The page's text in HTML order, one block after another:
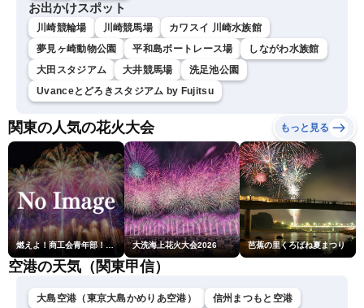
お出かけスポット
川崎競輪場 川崎競馬場
カワスイ 川崎水族館
夢見ヶ崎動物公園
平和島ボートレース場
しながわ水族館
大田スタジアム
大井競馬場
洗足池公園
Uvanceとどろきスタジアム by Fujitsu
関東の人気の花火大会 もっと見る
燃えよ！商工会青年部！！第23回こうのす花火大会 大洗海上花火大会2026 芭蕉の里くろばね夏まつり
空港の天気（関東甲信）
大島空港（東京大島かめりあ空港）
信州まつもと空港